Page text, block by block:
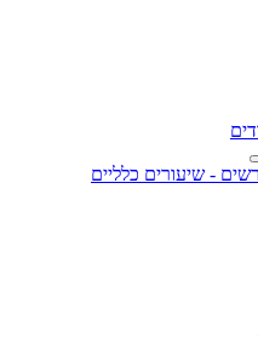
- שיעורים כלליים